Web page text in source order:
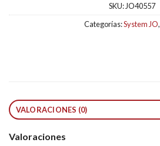
SKU:JO40557
Categorías:System JO,
VALORACIONES (0)
Valoraciones